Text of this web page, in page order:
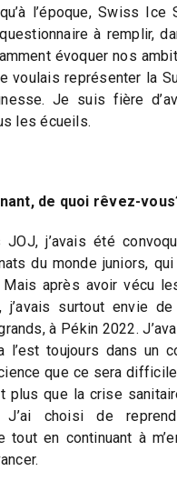
l’époque, Swiss Ice
à remplir,
évoquer nos
voulais représenter la
Je suis fière
les écueils.
de quoi rêvez-
j’avais été
du monde juniors, qui
Mais après avoir vécu
j’avais surtout envie
à Pékin 2022.
l’est toujours dans un
que ce sera difficile
plus que la crise
J’ai choisi de
tout en continuant à